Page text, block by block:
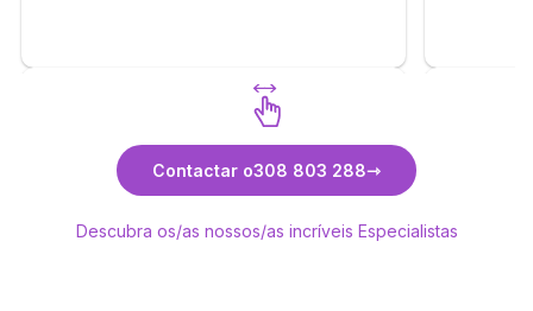
Contactar o308 803 288
Descubra os/as nossos/as incríveis Especialistas